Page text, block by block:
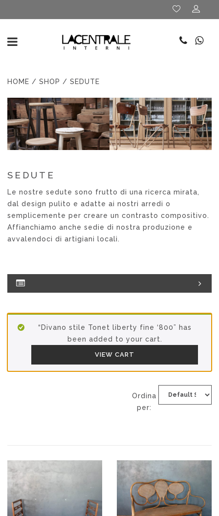
HOME / SHOP / SEDUTE
SEDUTE
Le nostre sedute sono frutto di una ricerca mirata,
dal design pulito e adatte ai nostri arredi o
semplicemente per creare un contrasto compositivo.
Affianchiamo anche sedie di nostra produzione e
avvalendoci di artigiani locali.
“Divano stile Tonet liberty fine ‘800” has
been added to your cart.
VIEW CART
Ordina
per: